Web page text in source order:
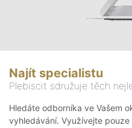
Najít specialistu
Plebiscit sdružuje těch
Hledáte odborníka ve Vašem
vyhledávání. Využívejte